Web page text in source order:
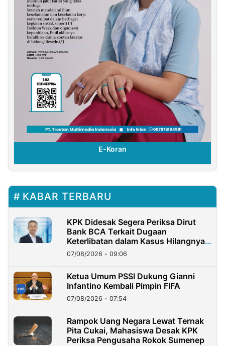
E-Koran
KABAR TERBARU
KPK Didesak Segera Periksa Dirut
Bank BCA Terkait Dugaan
Keterlibatan dalam Kasus Hilangnya
Dana Nasabah Rp2,58 Miliar
07/08/2026 - 09:06
Ketua Umum PSSI Dukung Gianni
Infantino Kembali Pimpin FIFA
07/08/2026 - 07:54
Rampok Uang Negara Lewat Ternak
Pita Cukai, Mahasiswa Desak KPK
Periksa Pengusaha Rokok Sumenep